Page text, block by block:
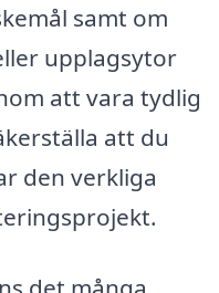
samt om
upplagsytor
att vara tydlig
att du
den verkliga